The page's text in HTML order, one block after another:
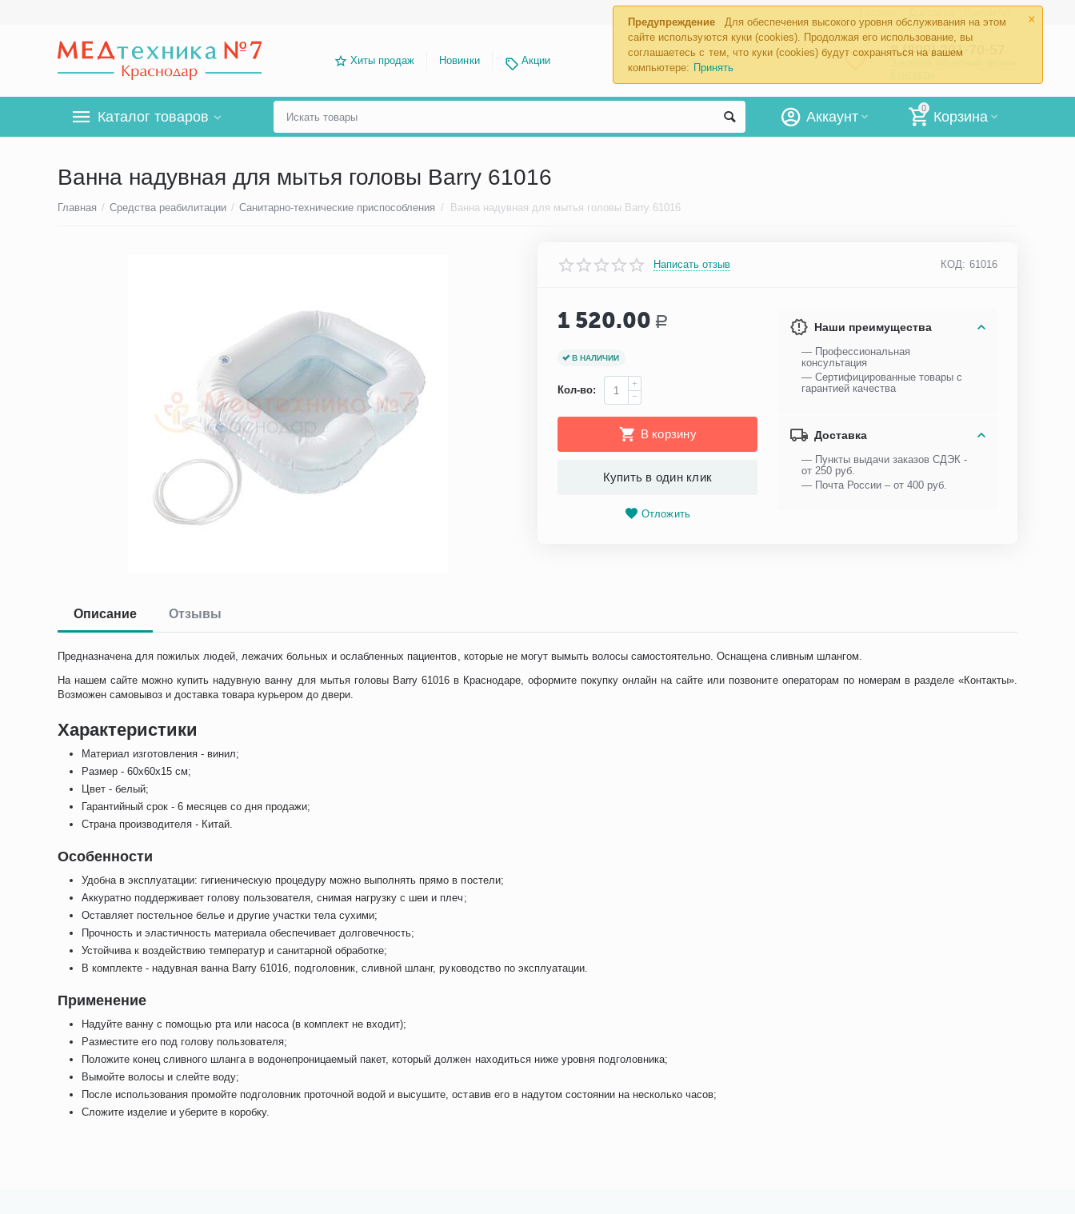
×
Предупреждение
Для обеспечения высокого уровня обслуживания на этом
сайте используются куки (cookies). Продолжая его использование, вы
соглашаетесь с тем, что куки (cookies) будут сохраняться на вашем
компьютере: Принять
Хиты продаж Новинки Акции
8 (800) 201-70-57
Каталог товаров
0
Корзина
Аккаунт
Ванна надувная для мытья головы Barry 61016
Главная / Средства реабилитации / Санитарно-технические приспособления / Ванна надувная для мытья головы Barry 61016
Написать отзыв КОД: 61016
1 520.00 Р
В НАЛИЧИИ
Кол-во:
+
−
В корзину
Купить в один клик
Отложить
Наши преимущества
— Профессиональная
консультация
— Сертифицированные товары с
гарантией качества
Доставка
— Пункты выдачи заказов СДЭК -
от 250 руб.
— Почта России – от 400 руб.
Описание Отзывы
Предназначена для пожилых людей, лежачих больных и ослабленных пациентов, которые не могут вымыть волосы самостоятельно. Оснащена сливным шлангом.
На нашем сайте можно купить надувную ванну для мытья головы Barry 61016 в Краснодаре, оформите покупку онлайн на сайте или позвоните операторам по номерам в разделе «Контакты».
Возможен самовывоз и доставка товара курьером до двери.
Характеристики
Материал изготовления - винил;
Размер - 60х60х15 см;
Цвет - белый;
Гарантийный срок - 6 месяцев со дня продажи;
Страна производителя - Китай.
Особенности
Удобна в эксплуатации: гигиеническую процедуру можно выполнять прямо в постели;
Аккуратно поддерживает голову пользователя, снимая нагрузку с шеи и плеч;
Оставляет постельное белье и другие участки тела сухими;
Прочность и эластичность материала обеспечивает долговечность;
Устойчива к воздействию температур и санитарной обработке;
В комплекте - надувная ванна Barry 61016, подголовник, сливной шланг, руководство по эксплуатации.
Применение
Надуйте ванну с помощью рта или насоса (в комплект не входит);
Разместите его под голову пользователя;
Положите конец сливного шланга в водонепроницаемый пакет, который должен находиться ниже уровня подголовника;
Вымойте волосы и слейте воду;
После использования промойте подголовник проточной водой и высушите, оставив его в надутом состоянии на несколько часов;
Сложите изделие и уберите в коробку.